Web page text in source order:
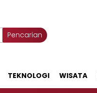
Pencarian
TEKNOLOGI WISATA